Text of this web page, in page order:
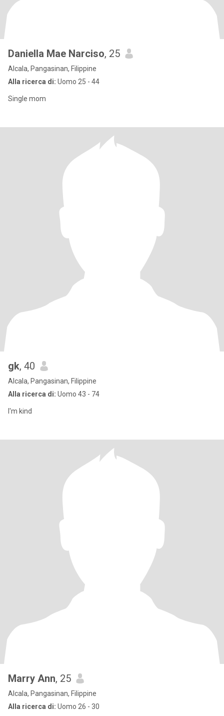
Daniella Mae Narciso, 25
Alcala, Pangasinan, Filippine
Alla ricerca di: Uomo 25 - 44
Single mom
gk, 40
Alcala, Pangasinan, Filippine
Alla ricerca di: Uomo 43 - 74
I'm kind
Marry Ann, 25
Alcala, Pangasinan, Filippine
Alla ricerca di: Uomo 26 - 30